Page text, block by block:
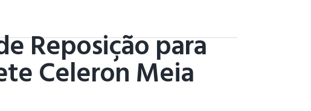
Reposição para
Celeron Meia